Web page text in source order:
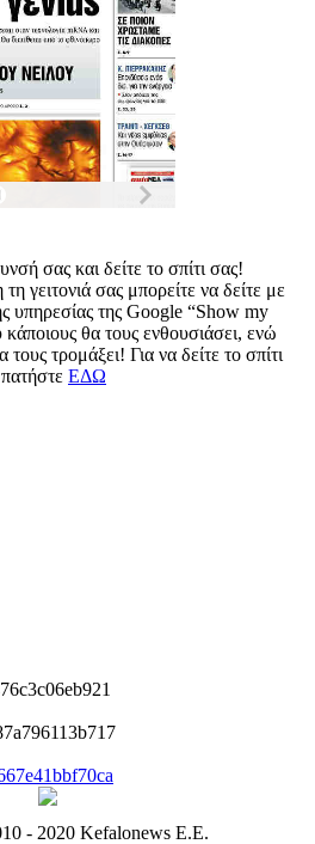
σας και δείτε το σπίτι σας!
γειτονιά σας μπορείτε να δείτε με
υπηρεσίας της Google “Show my
θα τους ενθουσιάσει, ενώ
τρομάξει! Για να δείτε το σπίτι
ΕΔΩ
- 2020 Kefalonews Ε.E.